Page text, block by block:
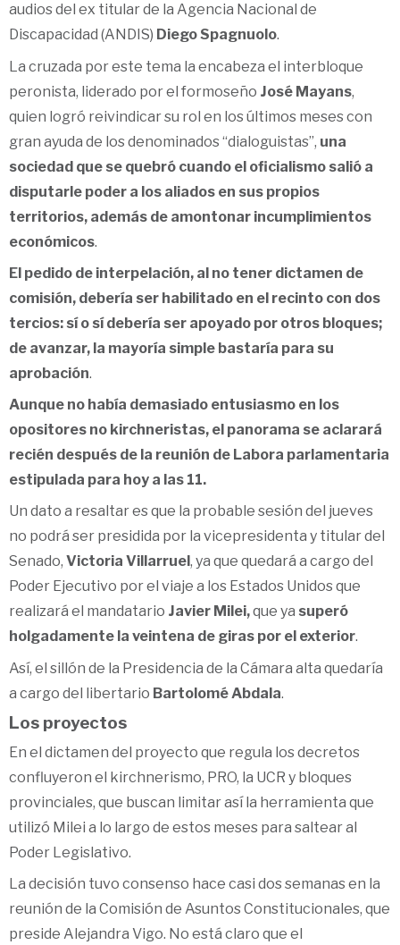
audios del ex titular de la Agencia Nacional de
Discapacidad (ANDIS) Diego Spagnuolo.
La cruzada por este tema la encabeza el interbloque
peronista, liderado por el formoseño José Mayans,
quien logró reivindicar su rol en los últimos meses con
gran ayuda de los denominados “dialoguistas”, una
sociedad que se quebró cuando el oficialismo salió a
disputarle poder a los aliados en sus propios
territorios, además de amontonar incumplimientos
económicos.
El pedido de interpelación, al no tener dictamen de
comisión, debería ser habilitado en el recinto con dos
tercios: sí o sí debería ser apoyado por otros bloques;
de avanzar, la mayoría simple bastaría para su
aprobación.
Aunque no había demasiado entusiasmo en los
opositores no kirchneristas, el panorama se aclarará
recién después de la reunión de Labora parlamentaria
estipulada para hoy a las 11.
Un dato a resaltar es que la probable sesión del jueves
no podrá ser presidida por la vicepresidenta y titular del
Senado, Victoria Villarruel , ya que quedará a cargo del
Poder Ejecutivo por el viaje a los Estados Unidos que
realizará el mandatario Javier Milei,que ya superó
holgadamente la veintena de giras por el exterior.
Así, el sillón de la Presidencia de la Cámara alta quedaría
a cargo del libertario Bartolomé Abdala.
Los proyectos
En el dictamen del proyecto que regula los decretos
confluyeron el kirchnerismo, PRO, la UCR y bloques
provinciales, que buscan limitar así la herramienta que
utilizó Milei a lo largo de estos meses para saltear al
Poder Legislativo.
La decisión tuvo consenso hace casi dos semanas en la
reunión de la Comisión de Asuntos Constitucionales, que
preside Alejandra Vigo. No está claro que el